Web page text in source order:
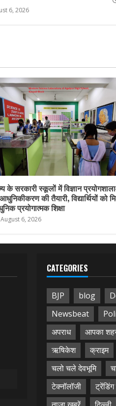
6, 2026
के सरकारी स्कूलों में विज्ञान
की तैयारी, विद्यार्थियों को
प्रयोगात्मक शिक्षा
August 6, 2026
CATEGORIES
BJP blog
Newsbeat
अपराध
आपका
ऋषिकेश
क्राइम
चलो चले देवभूमि
टेक्नॉलॉजी